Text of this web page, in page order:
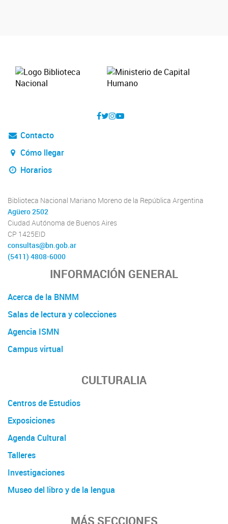
Contacto
Cómo llegar
Horarios
Biblioteca Nacional Mariano Moreno de la República Argentina
Agüero 2502
Ciudad Autónoma de Buenos Aires
CP 1425EID
consultas@bn.gob.ar
(5411) 4808-6000
INFORMACIÓN GENERAL
Acerca de la BNMM
Salas de lectura y colecciones
Agencia ISMN
Campus virtual
CULTURALIA
Centros de Estudios
Exposiciones
Agenda Cultural
Talleres
Investigaciones
Museo del libro y de la lengua
MÁS SECCIONES